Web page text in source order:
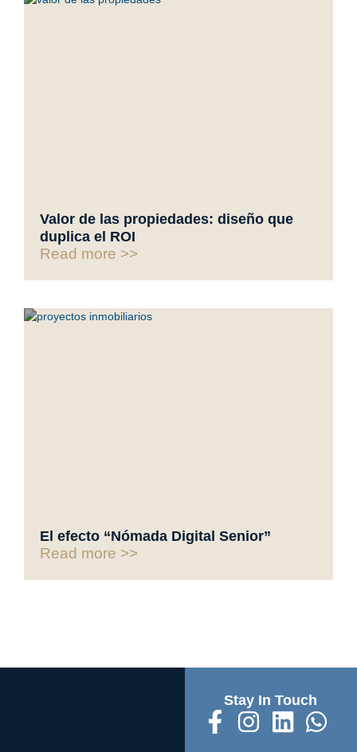
Valor de las propiedades: diseño que
duplica el ROI
Read more >>
El efecto “Nómada Digital Senior”
Read more >>
Stay In Touch